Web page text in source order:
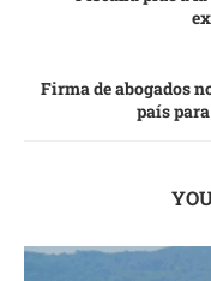
Firma de abogados
país